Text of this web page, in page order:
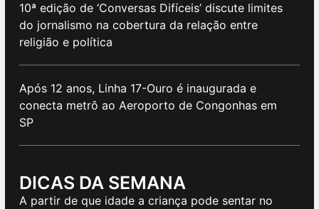
10ª edição de ‘Conversas Difíceis’ discute limites
do jornalismo na cobertura da relação entre
religião e política
Após 12 anos, Linha 17-Ouro é inaugurada e
conecta metrô ao Aeroporto de Congonhas em
SP
DICAS DA SEMANA
A partir de que idade a criança pode sentar no